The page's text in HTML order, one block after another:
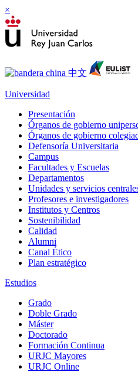
×
Universidad
Presentación
Órganos de gobierno
Órganos de gobierno
Defensoría Universitaria
Campus
Facultades y Escuelas
Departamentos
Unidades y servicios
Profesores e investigadores
Institutos y Centros
Sostenibilidad
Calidad
Alumni
Canal Ético
Plan estratégico
Estudios
Grado
Doble Grado
Máster
Doctorado
Formación Continua
URJC Mayores
URJC Online